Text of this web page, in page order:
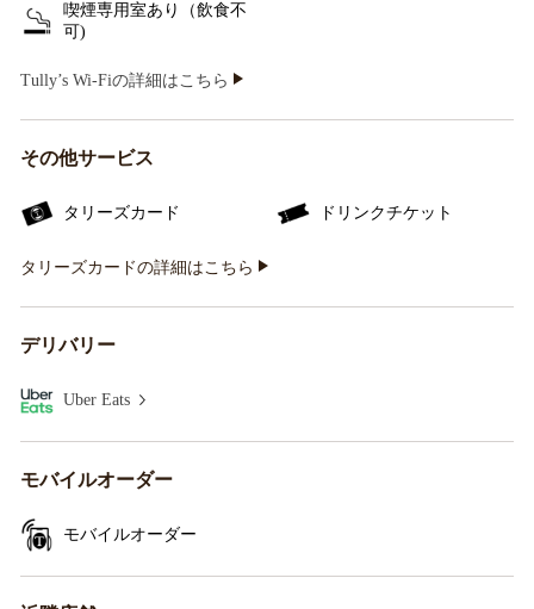
喫煙専用室あり（飲食不
可)
Tully’s Wi-Fiの詳細はこちら
その他サービス
タリーズカード ドリンクチケット
タリーズカードの詳細はこちら
デリバリー
Uber Eats
モバイルオーダー
モバイルオーダー